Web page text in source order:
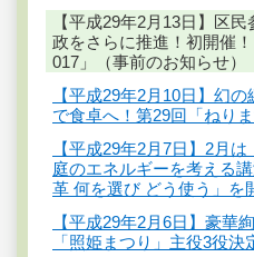
【平成29年2月13日】区
政をさらに推進！初開催
017」（事前のお知らせ）
【平成29年2月10日】幻
で食卓へ！第29回「ねり
【平成29年2月7日】2月
庭のエネルギーを考える
革 何を選び どう使う」を
【平成29年2月6日】豪
「照姫まつり」主役3役決